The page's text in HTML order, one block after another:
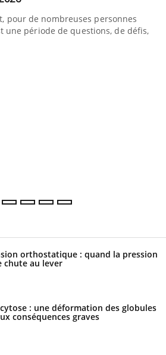
pour de nombreuses personnes
une période de questions, de défis,
orthostatique : quand la pression
chute au lever
: une déformation des globules
conséquences graves